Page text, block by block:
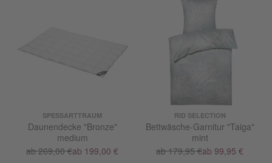
SPESSARTTRAUM
Daunendecke "Bronze"
medium
ab 269,00 €ab 199,00 €
RID SELECTION
Bettwäsche-Garnitur "Taiga"
mint
ab 179,95 €ab 99,95 €